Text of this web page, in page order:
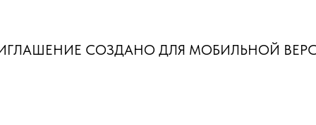
СОЗДАНО ДЛЯ МОБИЛЬНОЙ